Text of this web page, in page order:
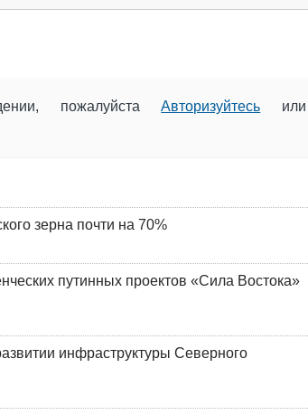
пожалуйстаАвторизуйтесь или
зерна почти на 70%
путинных проектов «Сила Востока»
инфраструктуры Северного